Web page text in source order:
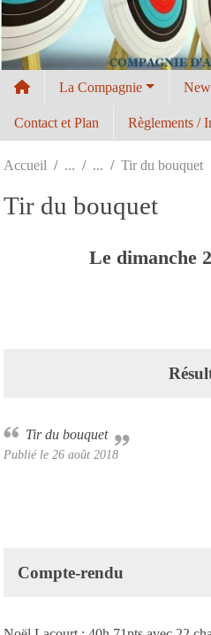
La Compagnie
Contact et Plan Règlements /
Accueil Tir du bouquet
Tir du bouquet
Le dimanche
Tir du bouquet
Publié le 26 août 2018
Compte-rendu
Panneau de gestion des cookies